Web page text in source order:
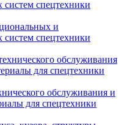
и
систем спецтехники
обслуживания и
для спецтехники